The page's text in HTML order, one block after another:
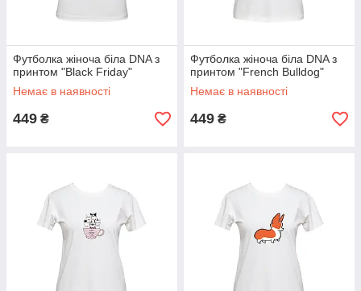
Футболка жіноча біла DNA з
принтом "Black Friday"
Немає в наявності
449 ₴
Футболка жіноча біла DNA з
принтом "French Bulldog"
Немає в наявності
449 ₴